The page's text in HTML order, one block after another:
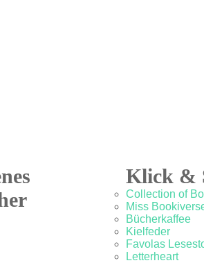
Klick &
Collection of
Miss
Bücherkaffee
Kielfeder
Favolas
Letterheart